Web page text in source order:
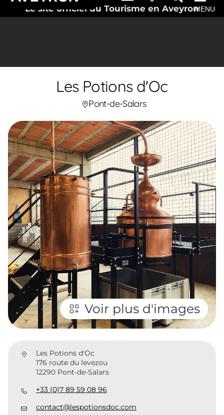
Le site officiel du Tourisme en AveyronMENU
Les Potions d'Oc
Pont-de-Salars
Voir plus d'images
Les Potions d'Oc
176 route du levezou
12290 Pont-de-Salars
+33 (0)7 89 59 08 96
contact@lespotionsdoc.com